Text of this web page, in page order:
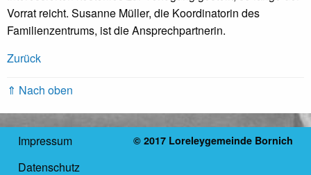
Vorrat reicht. Susanne Müller, die Koordinatorin des
Familienzentrums, ist die Ansprechpartnerin.
Zurück
⇑ Nach oben
Impressum
Datenschutz
© 2017 Loreleygemeinde Bornich